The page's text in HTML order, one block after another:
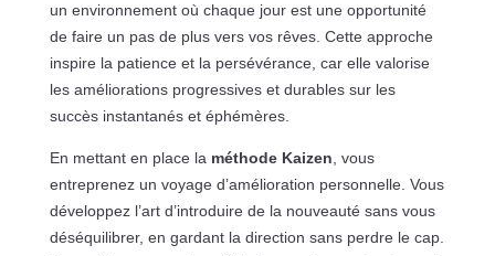
un environnement où chaque jour est une opportunité
de faire un pas de plus vers vos rêves. Cette approche
inspire la patience et la persévérance, car elle valorise
les améliorations progressives et durables sur les
succès instantanés et éphémères.
En mettant en place la méthode Kaizen , vous
entreprenez un voyage d’amélioration personnelle. Vous
développez l’art d’introduire de la nouveauté sans vous
déséquilibrer, en gardant la direction sans perdre le cap.